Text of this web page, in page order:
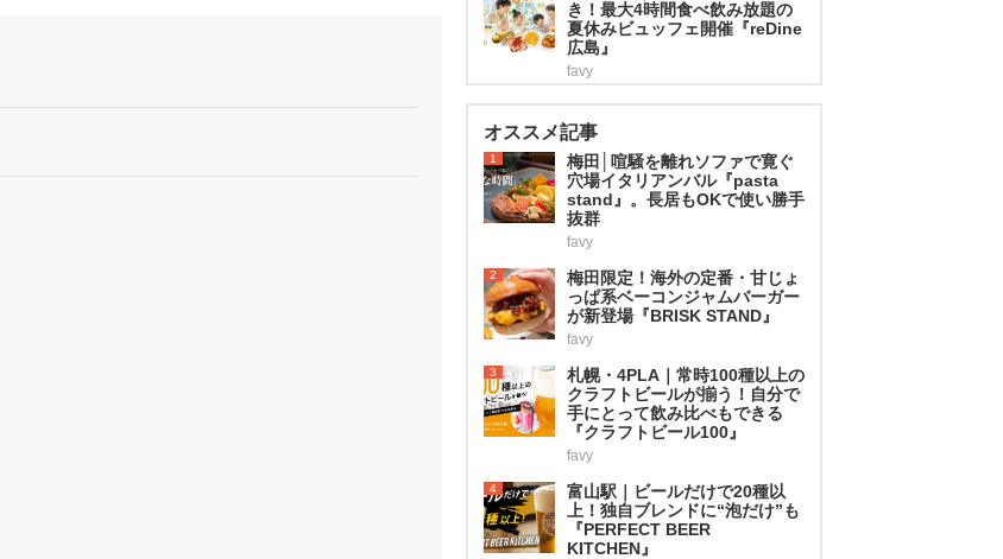
き！最大4時間食べ飲み放題の
夏休みビュッフェ開催『reDine
広島』
favy
オススメ記事
1
梅田│喧騒を離れソファで寛ぐ
穴場イタリアンバル『pasta
stand』。長居もOKで使い勝手
抜群
favy
2
梅田限定！海外の定番・甘じょ
っぱ系ベーコンジャムバーガー
が新登場『BRISK STAND』
favy
3
札幌・4PLA｜常時100種以上の
クラフトビールが揃う！自分で
手にとって飲み比べもできる
『クラフトビール100』
favy
4
富山駅｜ビールだけで20種以
上！独自ブレンドに“泡だけ”も
『PERFECT BEER
KITCHEN』